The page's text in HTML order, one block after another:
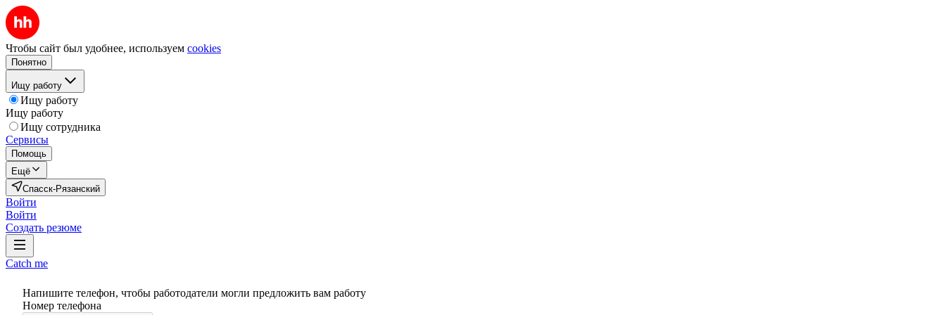
Чтобы сайт был удобнее, используем cookies
Понятно
Ищу работу
Ищу работу
Ищу работу
Ищу сотрудника
Сервисы
Помощь
Ещё
Спасск-Рязанский
Войти
Войти
Создать резюме
Catch me
Напишите телефон, чтобы работодатели могли предложить вам работу
Номер телефона